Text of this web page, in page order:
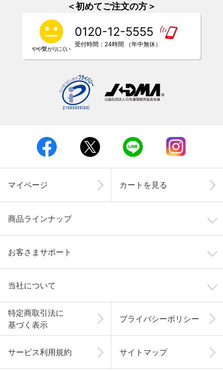
＜初めてご注文の方＞
0120-12-5555
受付時間：24時間 （年中無休）
マイページ カートを見る
商品ラインナップ
お客さまサポート
当社について
特定商取引法に
基づく表示
プライバシーポリシー
サービス利用規約 サイトマップ